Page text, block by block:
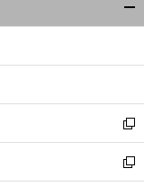
ィ
ン
ウ
開
く
新
し
い
新